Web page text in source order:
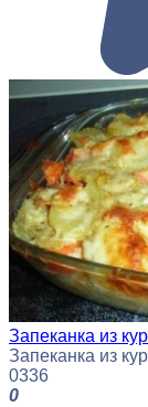
Запеканка из
Запеканка из
0336
0